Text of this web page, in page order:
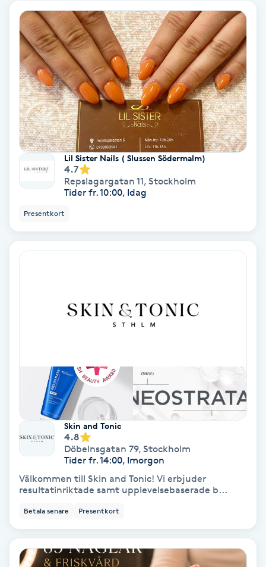
Ny frisyr
Olaplex
Olaplexbehandling
Ombre
Ombre brows
Ombre naglar
Ortobionomi
Paraffinbehandling
Pensionärklippning
Permanent
Permanent hårborttagning
Lil Sister Nails ( Slussen Södermalm)
4.7
Repslagargatan 11, Stockholm
Tider fr. 10:00, Idag
Presentkort
Skin and Tonic
4.8
Döbelnsgatan 79, Stockholm
Tider fr. 14:00, Imorgon
Välkommen till Skin and Tonic! Vi erbjuder
resultatinriktade samt upplevelsebaserade b...
Betala senare Presentkort